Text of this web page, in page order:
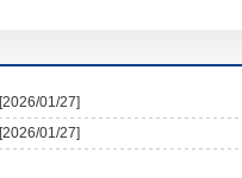
[2026/01/27]
[2026/01/27]